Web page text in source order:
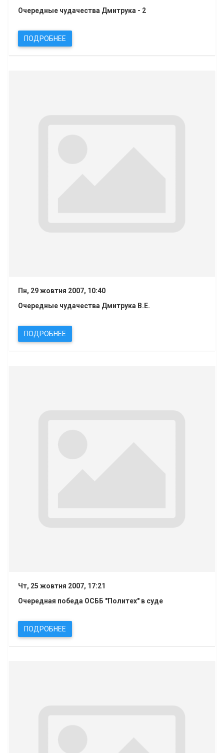
Очередные чудачества Дмитрука - 2
ПОДРОБНЕЕ
Пн, 29 жовтня 2007, 10:40
Очередные чудачества Дмитрука В.Е.
ПОДРОБНЕЕ
Чт, 25 жовтня 2007, 17:21
Очередная победа ОСББ "Политех" в суде
ПОДРОБНЕЕ